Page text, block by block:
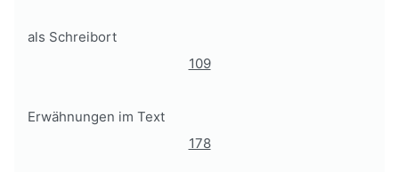
als Schreibort
109
Erwähnungen im Text
178